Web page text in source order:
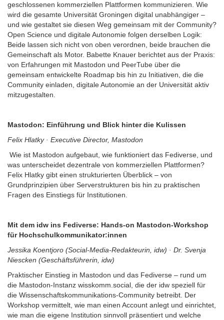
geschlossenen kommerziellen Plattformen kommunizieren. Wie
wird die gesamte Universität Groningen digital unabhängiger –
und wie gestaltet sie diesen Weg gemeinsam mit der Community?
Open Science und digitale Autonomie folgen derselben Logik:
Beide lassen sich nicht von oben verordnen, beide brauchen die
Gemeinschaft als Motor. Babette Knauer berichtet aus der Praxis:
von Erfahrungen mit Mastodon und PeerTube über die
gemeinsam entwickelte Roadmap bis hin zu Initiativen, die die
Community einladen, digitale Autonomie an der Universität aktiv
mitzugestalten.
Mastodon: Einführung und Blick hinter die Kulissen
Felix Hlatky · Executive Director, Mastodon
Wie ist Mastodon aufgebaut, wie funktioniert das Fediverse, und
was unterscheidet dezentrale von kommerziellen Plattformen?
Felix Hlatky gibt einen strukturierten Überblick – von
Grundprinzipien über Serverstrukturen bis hin zu praktischen
Fragen des Einstiegs für Institutionen.
Mit dem idw ins Fediverse: Hands-on Mastodon-Workshop
für Hochschulkommunikator:innen
Jessika Koentjoro (Social-Media-Redakteurin, idw) · Dr. Svenja
Niescken (Geschäftsführerin, idw)
Praktischer Einstieg in Mastodon und das Fediverse – rund um
die Mastodon-Instanz wisskomm.social, die der idw speziell für
die Wissenschaftskommunikations-Community betreibt. Der
Workshop vermittelt, wie man einen Account anlegt und einrichtet,
wie man die eigene Institution sinnvoll präsentiert und welche